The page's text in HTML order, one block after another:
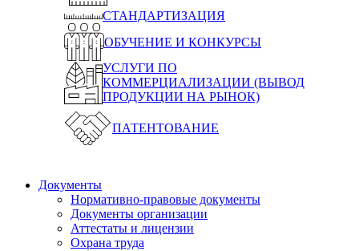
СТАНДАРТИЗАЦИЯ
ОБУЧЕНИЕ И КОНКУРСЫ
УСЛУГИ ПО
КОММЕРЦИАЛИЗАЦИИ (ВЫВОД
ПРОДУКЦИИ НА РЫНОК)
ПАТЕНТОВАНИЕ
Документы
Нормативно-правовые документы
Документы организации
Аттестаты и лицензии
Охрана труда